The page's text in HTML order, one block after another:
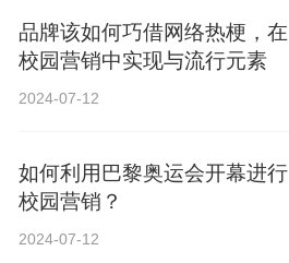
品牌该如何巧借网络热梗，在
校园营销中实现与流行元素
2024-07-12
如何利用巴黎奥运会开幕进行
校园营销？
2024-07-12